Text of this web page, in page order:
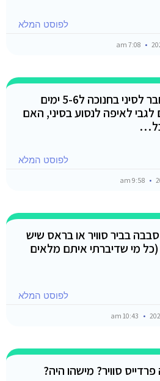
לפוסט המלא
אני מתכנן לרדת עם חבר לסיני בחנוכה ל5-6 ימים
לאיפה לנסוע בסיני, האם
לפוסט המלא
בביר סוויר או בראס שיש
(כל מי שדיברתי איתם מלאים
לפוסט המלא
סוויר? מישהו היה?